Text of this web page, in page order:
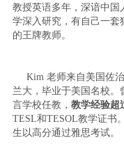
教授英语多年，深谙中国
学深入研究，有自己一套
的王牌教师。
Kim 老师来自美国佐
兰大，毕业于美国名校。
言学校任教，教学经验超
TESL和TESOL教学证书
生以高分通过雅思考试。